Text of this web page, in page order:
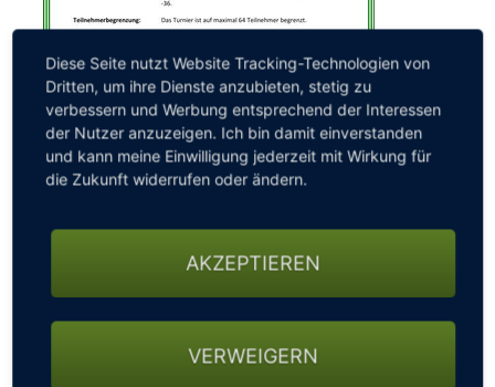
Gespielt wird ein 9-Loch Matchplay-Turnier mit 3/4
Vorgabe über zwei Tage. Es gibt eine Haupt- sowie
vorgabewirksames 18-Loch-Turnier statt.
Diese Seite nutzt Website Tracking-Technologien von
Dritten, um ihre Dienste anzubieten, stetig zu
verbessern und Werbung entsprechend der Interessen
der Nutzer anzuzeigen. Ich bin damit einverstanden
und kann meine Einwilligung jederzeit mit Wirkung für
die Zukunft widerrufen oder ändern.
AKZEPTIEREN
VERWEIGERN